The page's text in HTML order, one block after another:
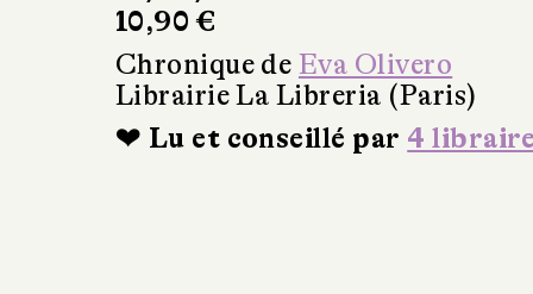
10,90 €
Chronique de Eva Olivero
Librairie La Libreria (Paris)
❤ Lu et conseillé par 4